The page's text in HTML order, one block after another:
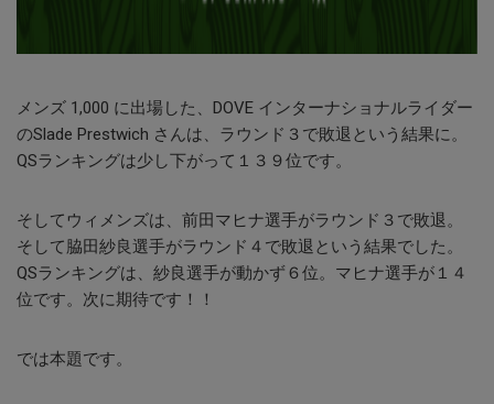
メンズ 1,000 に出場した、DOVE インターナショナルライダー
のSlade Prestwich さんは、ラウンド３で敗退という結果に。
QSランキングは少し下がって１３９位です。
そしてウィメンズは、前田マヒナ選手がラウンド３で敗退。
そして脇田紗良選手がラウンド４で敗退という結果でした。
QSランキングは、紗良選手が動かず６位。マヒナ選手が１４
位です。次に期待です！！
では本題です。